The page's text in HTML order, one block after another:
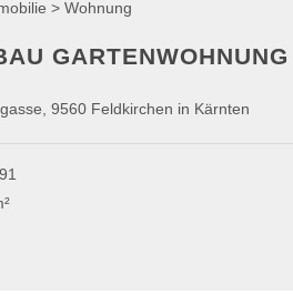
> Wohnung
GARTENWOHNUNG
9560 Feldkirchen in Kärnten